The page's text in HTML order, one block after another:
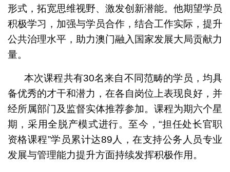
形式，拓宽思维视野、激发创新潜能。他期望学员
积极学习，加强与学员合作，结合工作实际，提升
公共治理水平，助力澳门融入国家发展大局贡献力
量。
本次课程共有30名来自不同范畴的学员，均具
备优秀的才干和潜力，在各自岗位上表现良好，并
经所属部门及监督实体推荐参加。课程为期六个星
期，采用全脱产模式进行。至今，“担任处长官职
资格课程”学员累计达89人，在支持公务人员专业
发展与管理能力提升方面持续发挥积极作用。